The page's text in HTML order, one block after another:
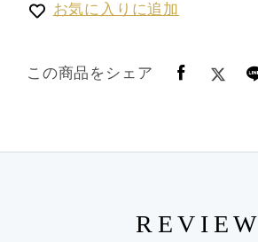
お気に入りに追加
この商品をシェア
REVIEW